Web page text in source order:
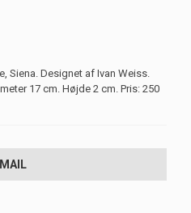
Siena. Designet af Ivan Weiss.
17 cm. Højde 2 cm. Pris: 250